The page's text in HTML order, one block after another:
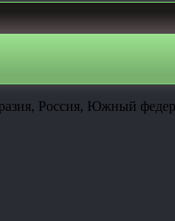
Россия, Южный